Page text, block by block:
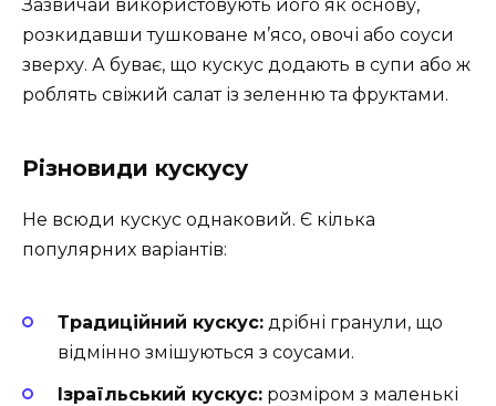
Зазвичай використовують його як основу,
розкидавши тушковане м’ясо, овочі або соуси
зверху. А буває, що кускус додають в супи або ж
роблять свіжий салат із зеленню та фруктами.
Різновиди кускусу
Не всюди кускус однаковий. Є кілька
популярних варіантів:
Традиційний кускус: дрібні гранули, що
відмінно змішуються з соусами.
Ізраїльський кускус: розміром з маленькі